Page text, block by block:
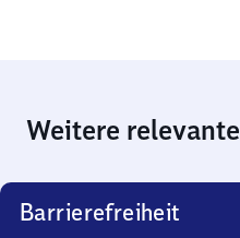
Weitere
Barrierefreiheit